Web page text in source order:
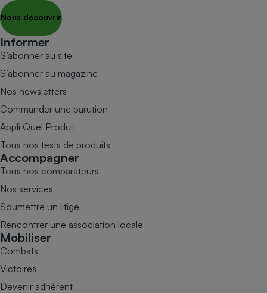
Nous découvrir
Informer
S’abonner au site
S’abonner au magazine
Nos newsletters
Commander une parution
Appli Quel Produit
Tous nos tests de produits
Accompagner
Tous nos comparateurs
Nos services
Soumettre un litige
Rencontrer une association locale
Mobiliser
Combats
Victoires
Devenir adhérent